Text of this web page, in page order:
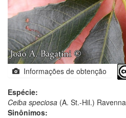
Informações de obtenção
Espécie:
Ceiba speciosa (A. St.-Hil.) Ravenna
Sinônimos: